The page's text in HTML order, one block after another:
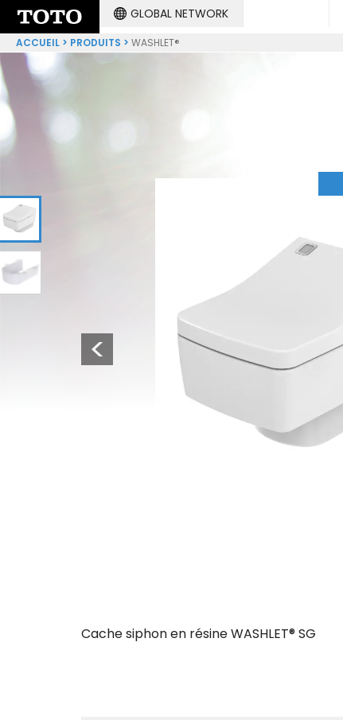
GLOBAL NETWORK
ACCUEIL PRODUITS WASHLET®
Previous
1
2
Cache siphon en résine WASHLET® SG